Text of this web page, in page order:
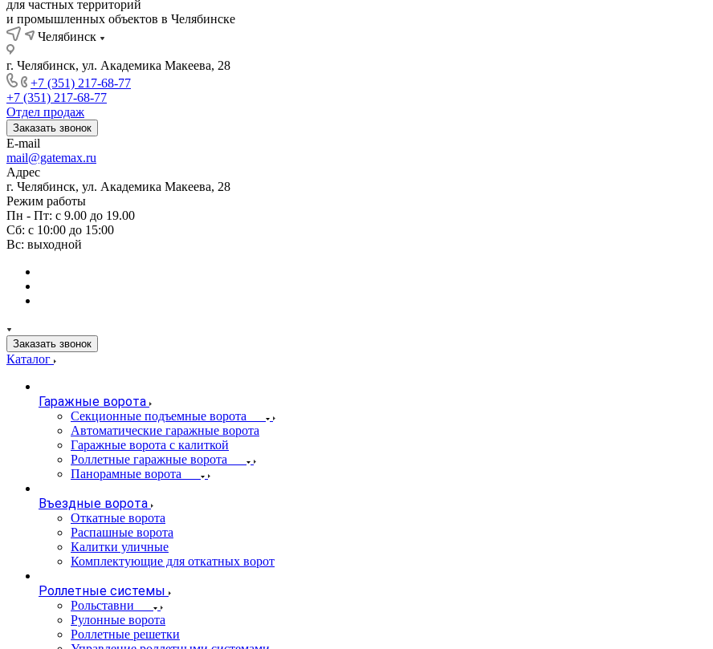
для частных территорий
и промышленных объектов в Челябинске
Челябинск
г. Челябинск, ул. Академика Макеева, 28
+7 (351) 217-68-77
+7 (351) 217-68-77
Отдел продаж
Заказать звонок
E-mail
mail@gatemax.ru
Адрес
г. Челябинск, ул. Академика Макеева, 28
Режим работы
Пн - Пт: с 9.00 до 19.00
Сб: с 10:00 до 15:00
Вс: выходной
Заказать звонок
Каталог
Гаражные ворота
Секционные подъемные ворота
Автоматические гаражные ворота
Гаражные ворота с калиткой
Роллетные гаражные ворота
Панорамные ворота
Въездные ворота
Откатные ворота
Распашные ворота
Калитки уличные
Комплектующие для откатных ворот
Роллетные системы
Рольставни
Рулонные ворота
Роллетные решетки